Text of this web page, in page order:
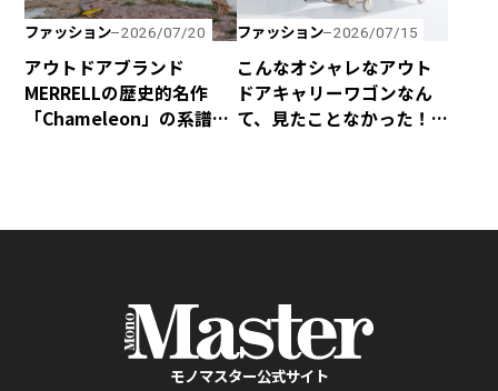
ファッション 2026/07/20
アウトドアブランド
MERRELLの歴史的名作
「Chameleon」の系譜を
ファッション 2026/07/15
こんなオシャレなアウト
ドアキャリーワゴンなん
て、見たことなかった！
モノマスター公式サイト